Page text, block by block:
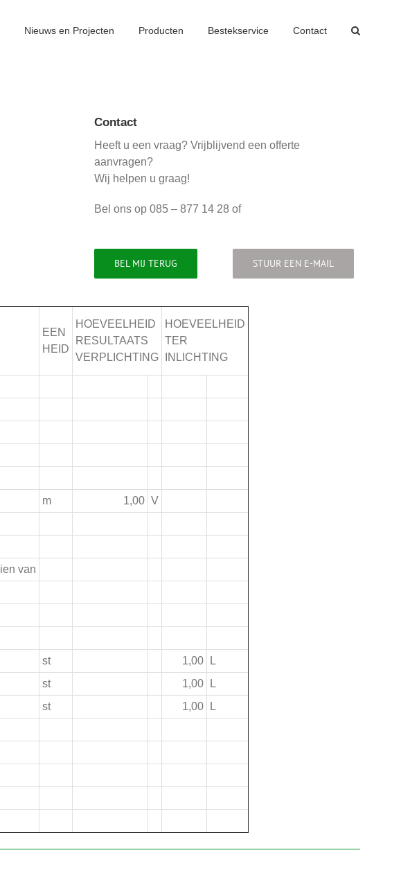
Nieuws en Projecten Producten Bestekservice Contact
Contact
Heeft u een vraag? Vrijblijvend een offerte
aanvragen?
Wij helpen u graag!
Bel ons op 085 – 877 14 28 of
BEL MIJ TERUG STUUR EEN E-MAIL
EEN
HEID
HOEVEELHEID
RESULTAATS
VERPLICHTING
HOEVEELHEID
TER
INLICHTING
m 1,00 V
van
st 1,00
L
st 1,00
L
st 1,00
L